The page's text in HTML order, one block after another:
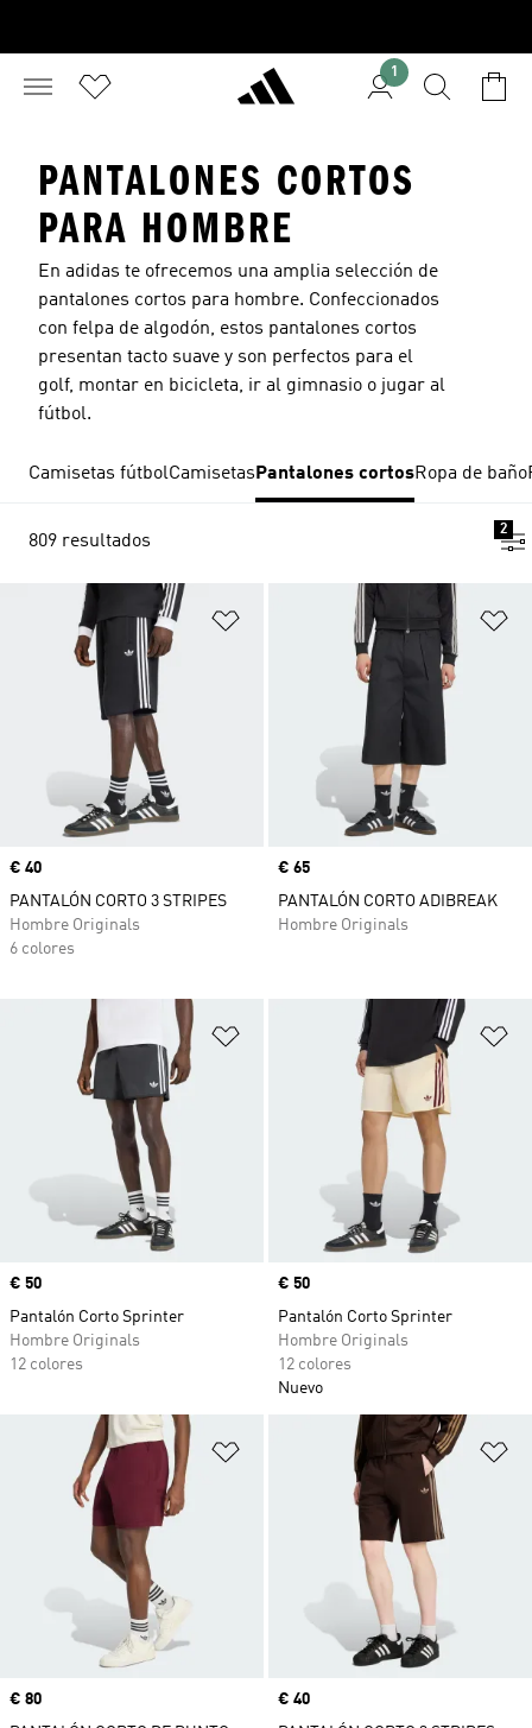
1
PANTALONES CORTOS
PARA HOMBRE
En adidas te ofrecemos una amplia selección de
pantalones cortos para hombre. Confeccionados
con felpa de algodón, estos pantalones cortos
presentan tacto suave y son perfectos para el
golf, montar en bicicleta, ir al gimnasio o jugar al
fútbol.
Camisetas fútbolCamisetas Pantalones cortosRopa de baño
809 resultados
2
Añadir a la lista de deseos
Precio
€ 40
PANTALÓN CORTO 3 STRIPES
Hombre Originals
6 colores
Precio
€ 65
PANTALÓN CORTO ADIBREAK
Hombre Originals
Añadir a la lista de deseos
Precio
€ 50
Pantalón Corto Sprinter
Hombre Originals
12 colores
Precio
€ 50
Pantalón Corto Sprinter
Hombre Originals
12 colores
Nuevo
Añadir a la lista de deseos
Precio
€ 80
Precio
€ 40